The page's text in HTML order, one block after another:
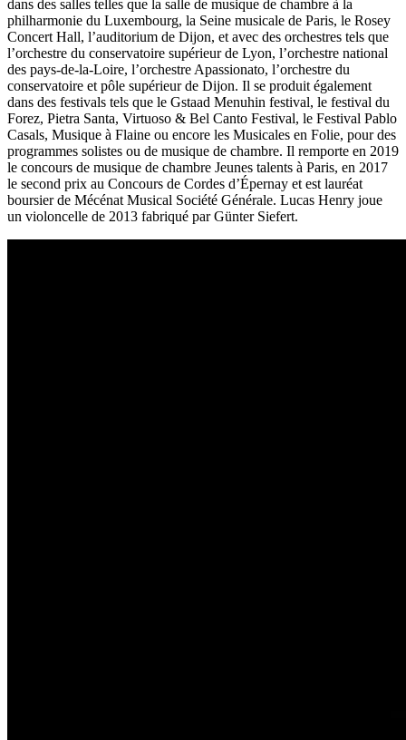
dans des salles telles que la salle de musique de chambre à la
philharmonie du Luxembourg, la Seine musicale de Paris, le Rosey
Concert Hall, l’auditorium de Dijon, et avec des orchestres tels que
l’orchestre du conservatoire supérieur de Lyon, l’orchestre national
des pays-de-la-Loire, l’orchestre Apassionato, l’orchestre du
conservatoire et pôle supérieur de Dijon. Il se produit également
dans des festivals tels que le Gstaad Menuhin festival, le festival du
Forez, Pietra Santa, Virtuoso & Bel Canto Festival, le Festival Pablo
Casals, Musique à Flaine ou encore les Musicales en Folie, pour des
programmes solistes ou de musique de chambre. Il remporte en 2019
le concours de musique de chambre Jeunes talents à Paris, en 2017
le second prix au Concours de Cordes d’Épernay et est lauréat
boursier de Mécénat Musical Société Générale. Lucas Henry joue
un violoncelle de 2013 fabriqué par Günter Siefert.